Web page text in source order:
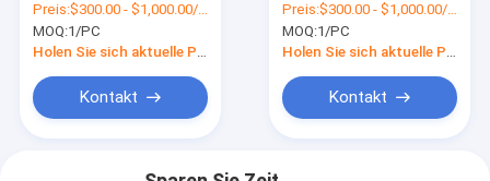
MR-J4-200B errichtet
in der dynamischen
Bremse
Preis:$300.00 - $1,000.00/Sets
MOQ:1/PC
Holen Sie sich aktuelle Preis
Kontakt
MR-J3-40B 0,4
Kilowatts Mitsubishi
MELSERVO J3
Preis:$300.00 - $1,000.00/Pieces
MOQ:1/PC
Holen Sie sich aktuelle Preis
Kontakt